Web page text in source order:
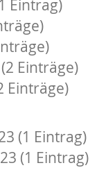
Eintrag)
Einträge)
Einträge)
(1 Eintrag)
(1 Eintrag)